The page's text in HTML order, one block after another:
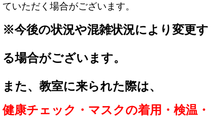
ていただく場合がございます。
※今後の状況や混雑状況により変更す
る場合がございます。
また、教室に来られた際は、
健康チェック・マスクの着用 ・検温・